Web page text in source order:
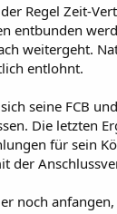
Regel Zeit-
entbunden
weitergeht.
entlohnt.
seine FCB
Die letzten
für sein
der
noch